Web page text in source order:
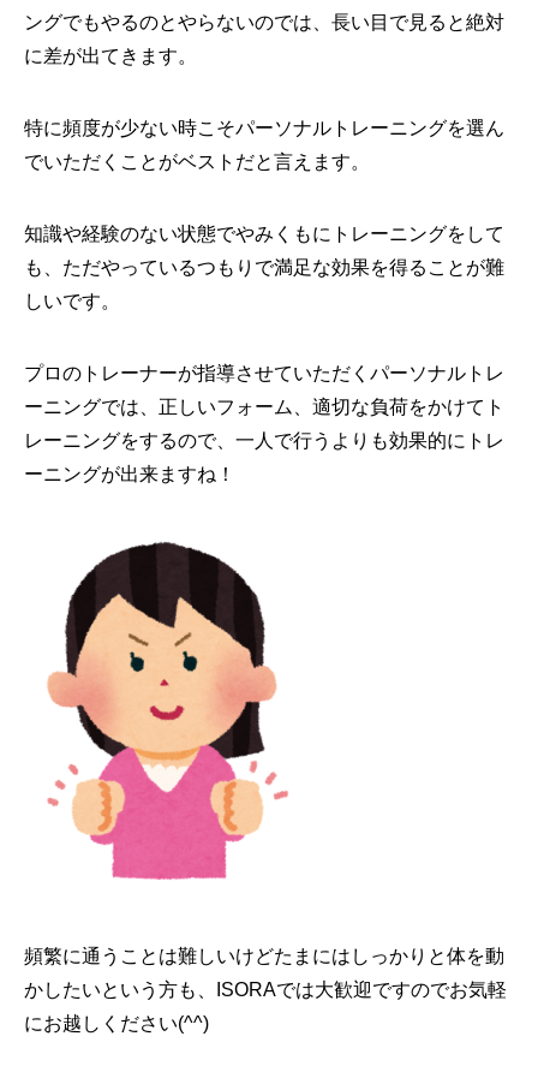
ングでもやるのとやらないのでは、長い目で見ると絶対
に差が出てきます。
特に頻度が少ない時こそパーソナルトレーニングを選ん
でいただくことがベストだと言えます。
知識や経験のない状態でやみくもにトレーニングをして
も、ただやっているつもりで満足な効果を得ることが難
しいです。
プロのトレーナーが指導させていただくパーソナルトレ
ーニングでは、正しいフォーム、適切な負荷をかけてト
レーニングをするので、一人で行うよりも効果的にトレ
ーニングが出来ますね！
頻繁に通うことは難しいけどたまにはしっかりと体を動
かしたいという方も、ISORAでは大歓迎ですのでお気軽
にお越しください(^^)